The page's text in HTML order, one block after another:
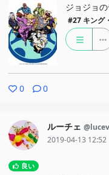
ジョジョ
#27 キング
0 0
ルーチェ
2019-04-13 12:52
良い